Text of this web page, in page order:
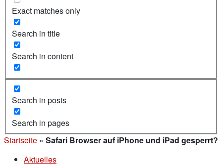
Exact matches only
Search in title
Search in content
Search in posts
Search in pages
Startseite » Safari Browser auf iPhone und iPad gesperrt?
Aktuelles